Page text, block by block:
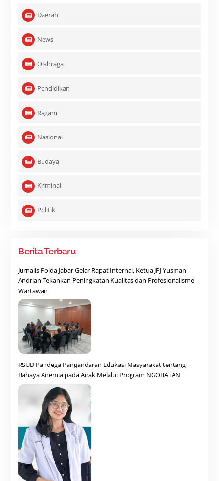
Daerah
News
Olahraga
Pendidikan
Ragam
Nasional
Budaya
Kriminal
Politik
Berita Terbaru
Jurnalis Polda Jabar Gelar Rapat Internal, Ketua JPJ Yusman
Andrian Tekankan Peningkatan Kualitas dan Profesionalisme
Wartawan
RSUD Pandega Pangandaran Edukasi Masyarakat tentang
Bahaya Anemia pada Anak Melalui Program NGOBATAN